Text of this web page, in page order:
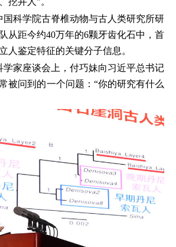
国科学院古脊椎动物与古人类研究所研
从距今约40万年的6颗牙齿化石中，首
人鉴定特征的关键分子信息。
学家座谈会上，付巧妹向习近平总书记
被问到的一个问题：“你的研究有什么